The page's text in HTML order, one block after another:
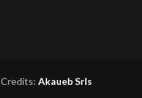
Credits: Akaueb Srls